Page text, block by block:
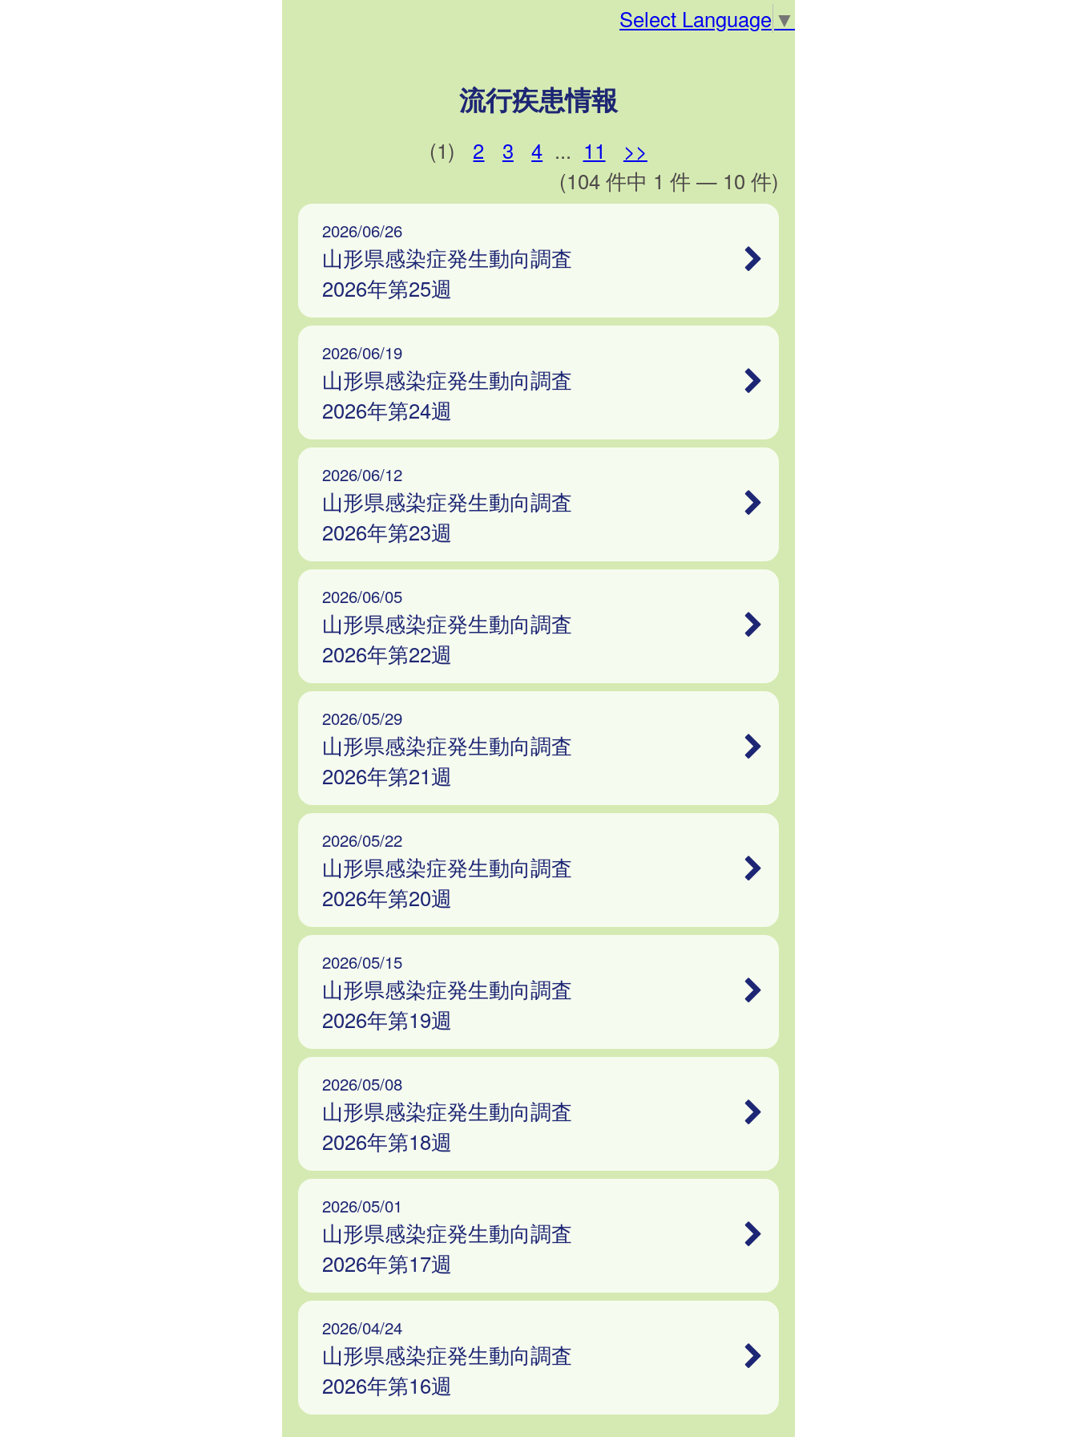
Select Language ▼
流行疾患情報
(1) 2 3 4 ... 11
>>
(104 件中 1 件 — 10 件)
2026/06/26
山形県感染症発生動向調査
2026年第25週
2026/06/19
山形県感染症発生動向調査
2026年第24週
2026/06/12
山形県感染症発生動向調査
2026年第23週
2026/06/05
山形県感染症発生動向調査
2026年第22週
2026/05/29
山形県感染症発生動向調査
2026年第21週
2026/05/22
山形県感染症発生動向調査
2026年第20週
2026/05/15
山形県感染症発生動向調査
2026年第19週
2026/05/08
山形県感染症発生動向調査
2026年第18週
2026/05/01
山形県感染症発生動向調査
2026年第17週
2026/04/24
山形県感染症発生動向調査
2026年第16週